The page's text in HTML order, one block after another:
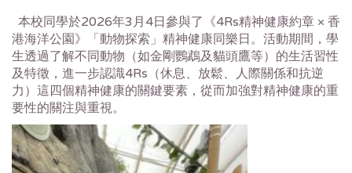
n
本校同學於2026年3月4日參與了《4Rs精神健康約章 × 香
港海洋公園》「動物探索」精神健康同樂日。活動期間，學
生透過了解不同動物（如金剛鸚鵡及貓頭鷹等）的生活習性
及特徵，進一步認識4Rs（休息、放鬆、人際關係和抗逆
力）這四個精神健康的關鍵要素，從而加強對精神健康的重
要性的關注與重視。